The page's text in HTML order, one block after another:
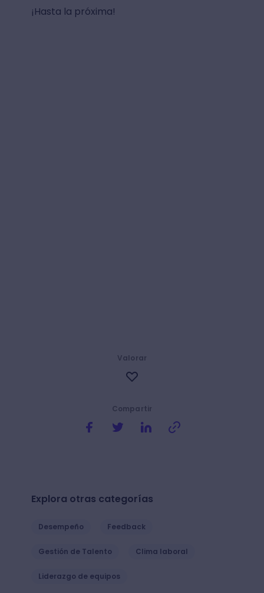
¡Hasta la próxima!
Compartir
Valorar
Explora otras categorías
Desempeño Feedback
Gestión de Talento Clima laboral
Liderazgo de equipos